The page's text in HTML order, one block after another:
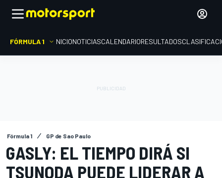
FÓRMULA 1 INICIONOTICIASCALENDARIORESULTADOS
Fórmula 1 GP de Sao Paulo
GASLY: EL TIEMPO DIRÁ SI
TSUNODA PUEDE LIDERAR A